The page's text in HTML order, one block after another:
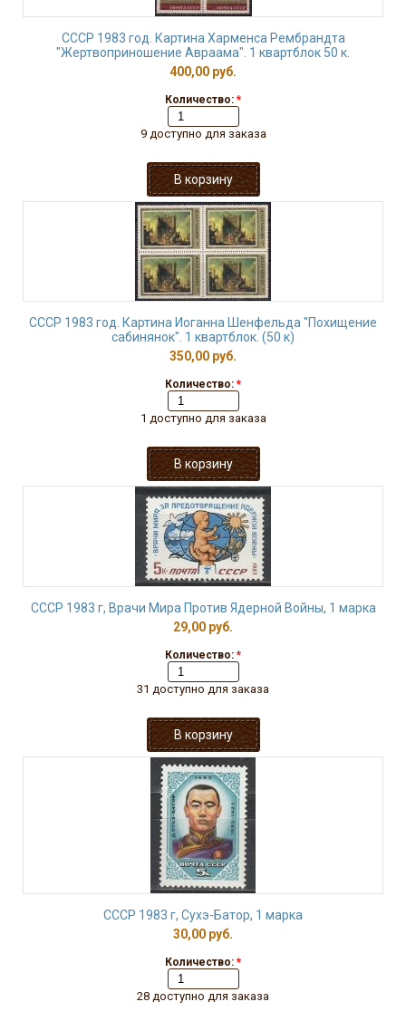
СССР 1983 год. Картина Харменса Рембрандта
"Жертвоприношение Авраама". 1 квартблок 50 к.
400,00 руб.
Количество: *
9 доступно для заказа
СССР 1983 год. Картина Иоганна Шенфельда "Похищение
сабинянок". 1 квартблок. (50 к)
350,00 руб.
Количество: *
1 доступно для заказа
СССР 1983 г, Врачи Мира Против Ядерной Войны, 1 марка
29,00 руб.
Количество: *
31 доступно для заказа
СССР 1983 г, Сухэ-Батор, 1 марка
30,00 руб.
Количество: *
28 доступно для заказа